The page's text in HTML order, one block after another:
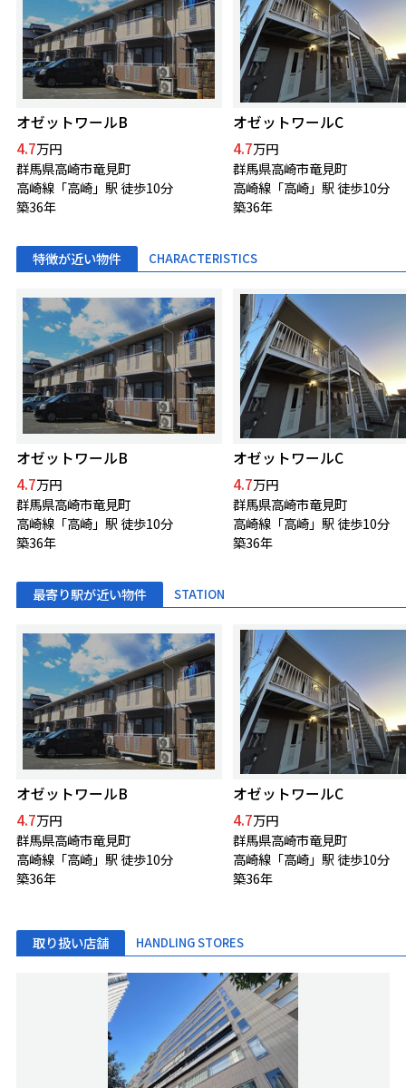
オゼットワールB
4.7万円
群馬県高崎市竜見町
高崎線「高崎」駅 徒歩10分
築36年
オゼットワールC
4.7万円
群馬県高崎市竜見町
高崎線「高崎」駅 徒歩10分
築36年
特徴が近い物件 CHARACTERISTICS
オゼットワールB
4.7万円
群馬県高崎市竜見町
高崎線「高崎」駅 徒歩10分
築36年
オゼットワールC
4.7万円
群馬県高崎市竜見町
高崎線「高崎」駅 徒歩10分
築36年
最寄り駅が近い物件 STATION
オゼットワールB
4.7万円
群馬県高崎市竜見町
高崎線「高崎」駅 徒歩10分
築36年
オゼットワールC
4.7万円
群馬県高崎市竜見町
高崎線「高崎」駅 徒歩10分
築36年
取り扱い店舗 HANDLING STORES